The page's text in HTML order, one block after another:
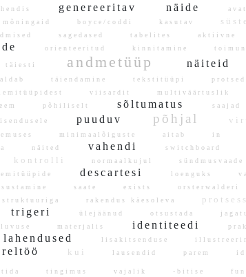
genereeritav näide
boyce/coddi kasutav
sagedased tabelites aktiivne
orienteeritud kinnitamine
täiesti andmetüüp näiteid
täiendamine tekstitüüpi
viisardit multiväärtuslik
põhiliselt sõltumatus
puuduv põhjal
minimaalõiguste aitab in
näited vahendi switchboard
kontrolli normaalkujul
descartesi loenguks
saate exists
struktuuriga
rakendus käesoleva
trigeri ülejäänud otsustada
materjalis identiteedi
lahendused lisakitsenduse
kui lausendid parem
tingimus vajalik -bitise